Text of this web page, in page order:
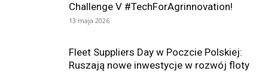
Challenge V #TechForAgrinnovation!
13 maja 2026
Fleet Suppliers Day w Poczcie Polskiej:
Ruszają nowe inwestycje w rozwój floty